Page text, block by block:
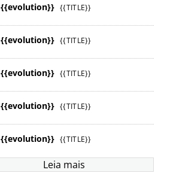
{{evolution}} {{TITLE}}
{{evolution}} {{TITLE}}
{{evolution}} {{TITLE}}
{{evolution}} {{TITLE}}
{{evolution}} {{TITLE}}
Leia mais